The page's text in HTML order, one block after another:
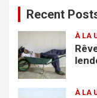
c
e
r
Recent
À LA
À LA